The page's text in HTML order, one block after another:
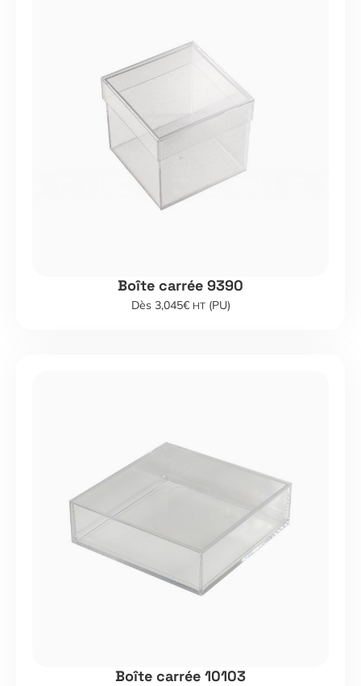
Boîte carrée 9390
Dès 3,045€ HT(PU)
Boîte carrée 10103